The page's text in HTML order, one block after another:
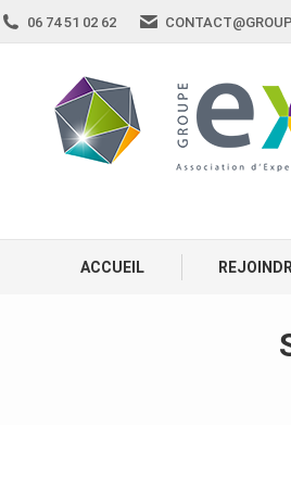
06 74 51 02 62
ACCUEIL